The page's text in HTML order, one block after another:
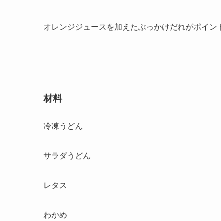
オレンジジュースを加えたぶっかけだれがポイン
材料
冷凍うどん
サラダうどん
レタス
わかめ